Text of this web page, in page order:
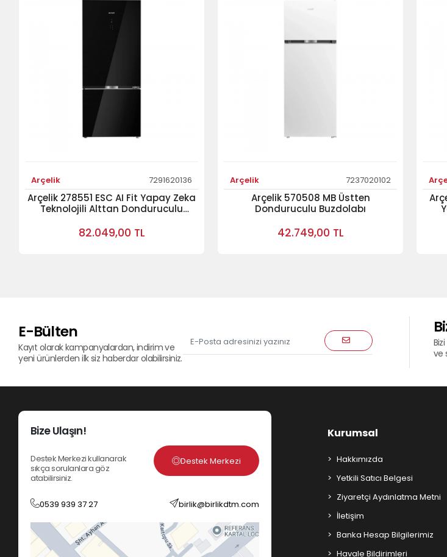
Arçelik 7291620136
Arçelik 278551 ESC AI Fit Yapay Zeka
Teknolojili Alttan Donduruculu
82.049,00 TL
Arçelik 7237020102
Arçelik 570508 MB Üstten
Donduruculu Buzdolabı
42.749,00 TL
E-Bülten
Kayıt olarak kampanyalardan, indirim ve
yeni ürünlerden ilk siz haberdar olabilirsiniz.
ve
Bize Ulaşın!
Destek Merkezi kullanarak
sıkça sorulanlara göz
atabilirsiniz.
Destek Merkezi
0539 939 37 27 birlik@birlikdtm.com
Kurumsal
Hakkımızda
Yetkili Satıcı Belgesi
Ziyaretçi Aydınlatma Metni
İletişim
Banka Hesap Bilgilerimiz
Havale Bildirimleri